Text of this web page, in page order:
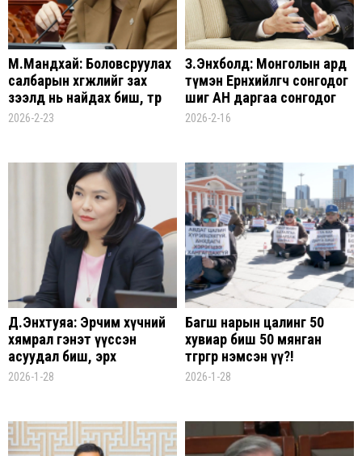
М.Мандхай: Боловсруулах
салбарын хөгжлийг зах
зээлд нь найдах биш, төр
бодлого гаргах
2026-2-23
З.Энхболд: Монголын ард
түмэн Ерөнхийлөгчөө сонгодог
шиг АН даргаа сонгодог
байсан дүрмийг өөрчилсөн нь
2026-2-16
Д.Энхтуяа: Эрчим хүчний
хямрал гэнэт үүссэн
асуудал биш, эрх
баригчдын олон жилийн
2026-1-28
Багш нарын цалинг 50
хувиар биш 50 мянган
төгрөгөөр нэмсэн үү?!
2026-1-28